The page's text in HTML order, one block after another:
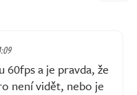
a je pravda, že
není vidět, nebo je